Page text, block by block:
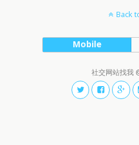
Back
Mobile
社交网站找我